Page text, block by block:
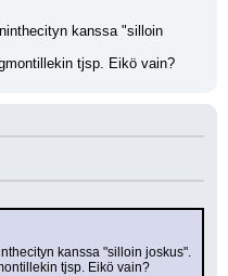
kanssa "silloin
tjsp. Eikö vain?
kanssa "silloin joskus".
tjsp. Eikö vain?